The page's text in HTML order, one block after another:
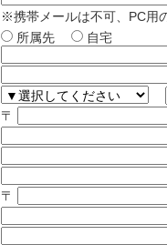
※携帯メールは不可、PC用
所属先 自宅
〒
〒